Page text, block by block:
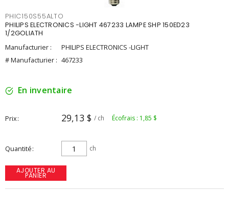
PHIC150S55ALTO
PHILIPS ELECTRONICS -LIGHT 467233 LAMPE SHP 150ED23
1/2GOLIATH
Manufacturier :
PHILIPS ELECTRONICS -LIGHT
# Manufacturier : 467233
En inventaire
Prix 29,13 $ / ch Écofrais : 1,85 $
Quantité ch
AJOUTER AU
PANIER